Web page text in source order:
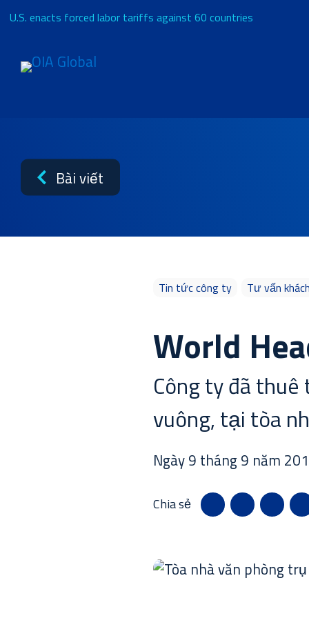
U.S. enacts forced labor tariffs against 60 countries
Bài viết
Tin tức công ty Tư vấn
World
Công ty đã
vuông, tại tòa
Ngày 9 tháng 9 năm
Chia sẻ
Dịch vụ
Nghiên cứu điển hình
Thư viện tài nguyên